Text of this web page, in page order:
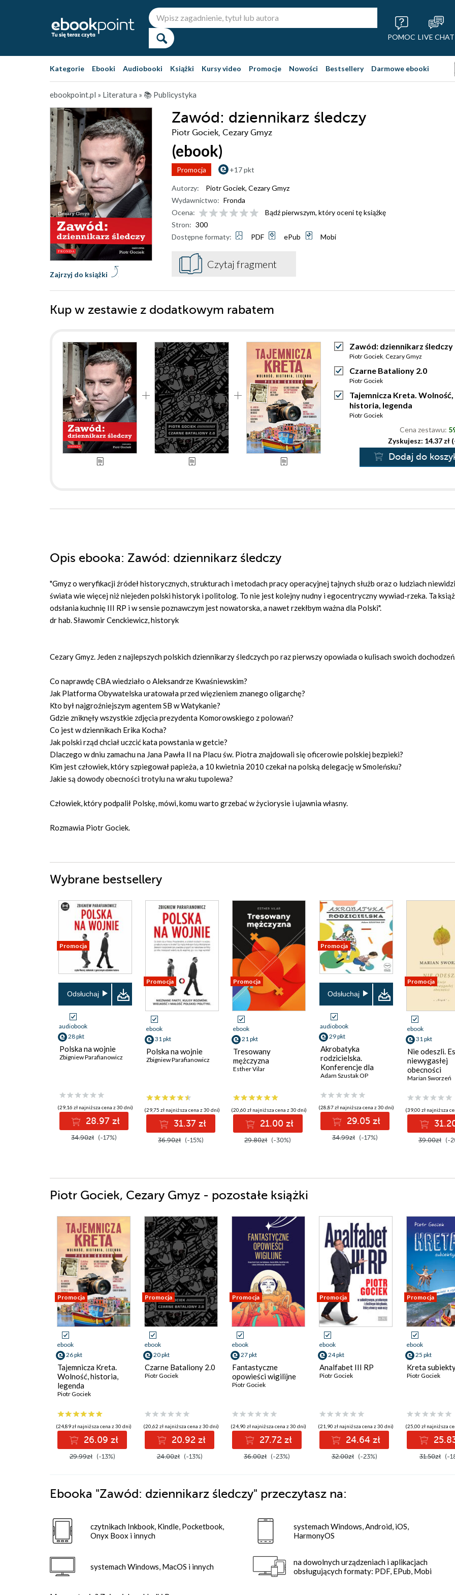
POMOC LIVE CHAT
Kategorie Ebooki Audiobooki Książki Kursy video Promocje Nowości Bestsellery Darmowe ebooki
ebookpoint.pl » Literatura » 📚 Publicystyka
Zawód: dziennikarz śledczy
Piotr Gociek, Cezary Gmyz
(ebook)
Promocja +17 pkt
Zajrzyj do książki
Autorzy: Piotr Gociek, Cezary Gmyz
Wydawnictwo: Fronda
Ocena:
Bądź pierwszym, który oceni tę książkę
Stron: 300
Dostępne formaty:
PDF ePub Mobi
Czytaj fragment
Kup w zestawie z dodatkowym rabatem
Zawód: dziennikarz śledczy
Piotr Gociek, Cezary Gmyz
Czarne Bataliony 2.0
Piotr Gociek
Tajemnicza Kreta. Wolność,
historia, legenda
Piotr Gociek
Cena zestawu:
Zyskujesz: 14.37 zł
Dodaj do
Opis ebooka: Zawód: dziennikarz śledczy
"Gmyz o weryfikacji źródeł historycznych, strukturach i metodach pracy operacyjnej tajnych służb oraz o ludziach
świata wie więcej niż niejeden polski historyk i politolog. To nie jest kolejny nudny i egocentryczny wywiad-rzeka. Ta
odsłania kuchnię III RP i w sensie poznawczym jest nowatorska, a nawet rzekłbym ważna dla Polski".
dr hab. Sławomir Cenckiewicz, historyk
Cezary Gmyz. Jeden z najlepszych polskich dziennikarzy śledczych po raz pierwszy opowiada o kulisach swoich
Co naprawdę CBA wiedziało o Aleksandrze Kwaśniewskim?
Jak Platforma Obywatelska uratowała przed więzieniem znanego oligarchę?
Kto był najgroźniejszym agentem SB w Watykanie?
Gdzie zniknęły wszystkie zdjęcia prezydenta Komorowskiego z polowań?
Co jest w dziennikach Erika Kocha?
Jak polski rząd chciał uczcić kata powstania w getcie?
Dlaczego w dniu zamachu na Jana Pawła II na Placu św. Piotra znajdowali się oficerowie polskiej bezpieki?
Kim jest człowiek, który szpiegował papieża, a 10 kwietnia 2010 czekał na polską delegację w Smoleńsku?
Jakie są dowody obecności trotylu na wraku tupolewa?
Człowiek, który podpalił Polskę, mówi, komu warto grzebać w życiorysie i ujawnia własny.
Rozmawia Piotr Gociek.
Wybrane bestsellery
Promocja
Odsłuchaj
audiobook
28 pkt
Polska na wojnie
Zbigniew Parafianowicz
(29,16 zł najniższa cena z 30 dni)
28.97 zł
34.90zł (-17%)
Promocja
ebook
31 pkt
Polska na wojnie
Zbigniew Parafianowicz
(29,75 zł najniższa cena z 30 dni)
31.37 zł
36.90zł (-15%)
Promocja
ebook
21 pkt
Tresowany
mężczyzna
Esther Vilar
(20,60 zł najniższa cena z 30 dni)
21.00 zł
29.80zł (-30%)
Promocja
Odsłuchaj
audiobook
29 pkt
Akrobatyka
rodzicielska.
Konferencje dla
rodziców i
Adam Szustak OP
(28,87 zł najniższa cena z 30 dni)
29.05 zł
34.99zł (-17%)
Promocja
ebook
31 pkt
Nie odeszli.
niewygasłej
obecności
Marian Sworzeń
(39,00 zł najniższa
39.00zł (-
Piotr Gociek, Cezary Gmyz - pozostałe książki
Promocja
ebook
26 pkt
Tajemnicza Kreta.
Wolność, historia,
legenda
Piotr Gociek
(24,89 zł najniższa cena z 30 dni)
26.09 zł
29.99zł (-13%)
Promocja
ebook
20 pkt
Czarne Bataliony 2.0
Piotr Gociek
(20,62 zł najniższa cena z 30 dni)
20.92 zł
24.00zł (-13%)
Promocja
ebook
27 pkt
Fantastyczne
opowieści wigilijne
Piotr Gociek
(24,90 zł najniższa cena z 30 dni)
27.72 zł
36.00zł (-23%)
Promocja
ebook
24 pkt
Analfabet III RP
Piotr Gociek
(21,90 zł najniższa cena z 30 dni)
24.64 zł
32.00zł (-23%)
Promocja
ebook
25 pkt
Kreta
Piotr Gociek
(25,00 zł najniższa
31.50zł (-
Ebooka "Zawód: dziennikarz śledczy" przeczytasz na:
czytnikach Inkbook, Kindle, Pocketbook,
Onyx Boox i innych
systemach Windows, MacOS i innych
systemach Windows, Android, iOS,
HarmonyOS
na dowolnych urządzeniach i aplikacjach
obsługujących formaty: PDF, EPub, Mobi